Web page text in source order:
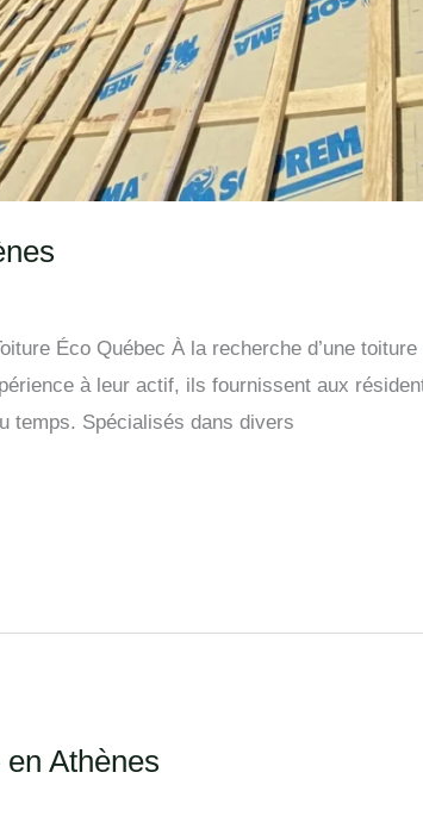
Éco Québec À la recherche d’une
à leur actif, ils fournissent aux
temps. Spécialisés dans divers
Athènes